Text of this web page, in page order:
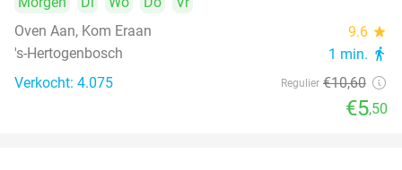
Oven Aan, Kom Eraan
9.6 star
's-Hertogenbosch 1 min. directions_walk
Verkocht: 4.075 Regulier €10,60
€5,50